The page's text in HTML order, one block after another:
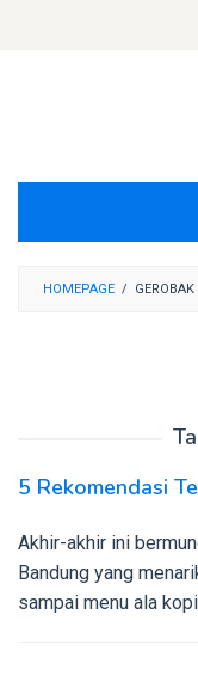
HOMEPAGE /
5 Rekomendasi
Akhir-akhir ini
Bandung yang
sampai menu ala